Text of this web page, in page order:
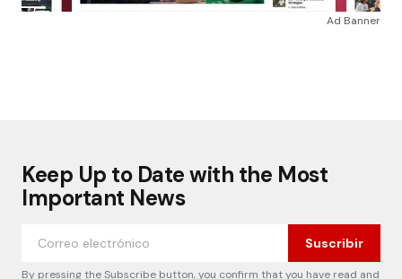
Ad Banner
Keep Up to Date with the Most
Important News
Suscribir
By pressing the Subscribe button, you confirm that you have read and